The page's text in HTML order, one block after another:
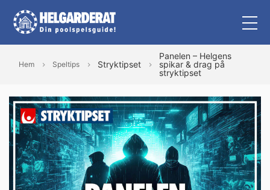
Hem Speltips Stryktipset
Panelen – Helgens
spikar & drag på
stryktipset